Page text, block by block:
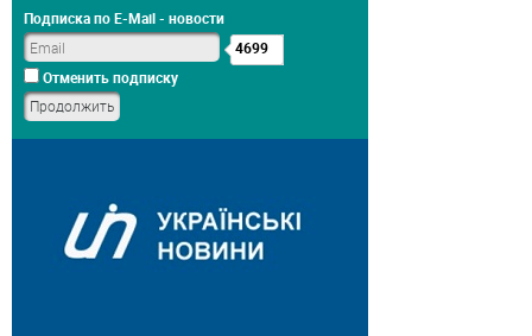
Подписка по E-Mail - новости
4699
Отменить подписку